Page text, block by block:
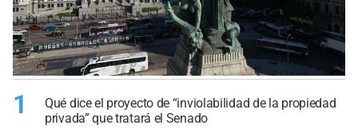
1
Qué dice el proyecto de “inviolabilidad de la propiedad
privada” que tratará el Senado